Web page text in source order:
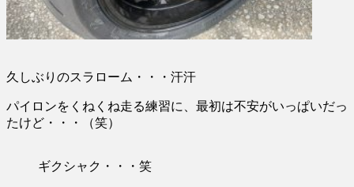
久しぶりのスラローム・・・汗汗
パイロンをくねくね走る練習に、最初は不安がいっぱいだっ
たけど・・・（笑）
ギクシャク・・・笑